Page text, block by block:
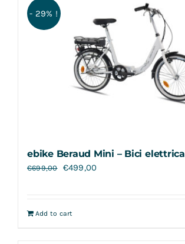
- 29% !
ebike Beraud Mini – Bici elettrica
€699,00 €499,00
Add to cart